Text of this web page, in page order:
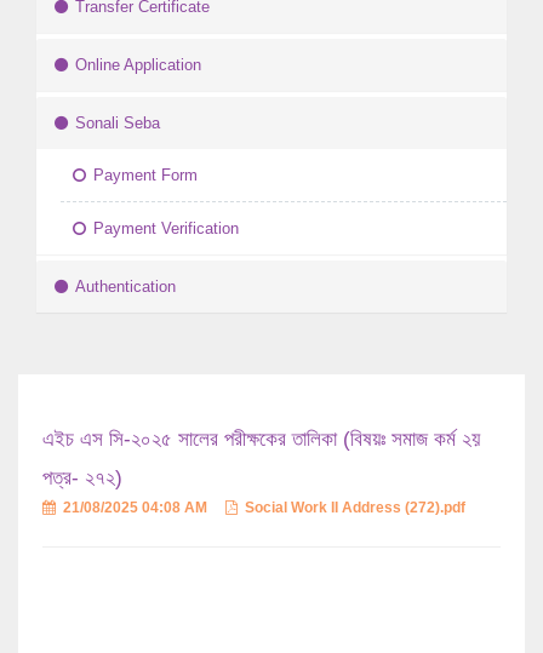
Transfer Certificate
Online Application
Sonali Seba
Payment Form
Payment Verification
Authentication
এইচ এস সি-২০২৫ সালের পরীক্ষকের তালিকা (বিষয়ঃ সমাজ কর্ম ২য়
পত্র- ২৭২)
21/08/2025 04:08 AM Social Work II Address (272).pdf